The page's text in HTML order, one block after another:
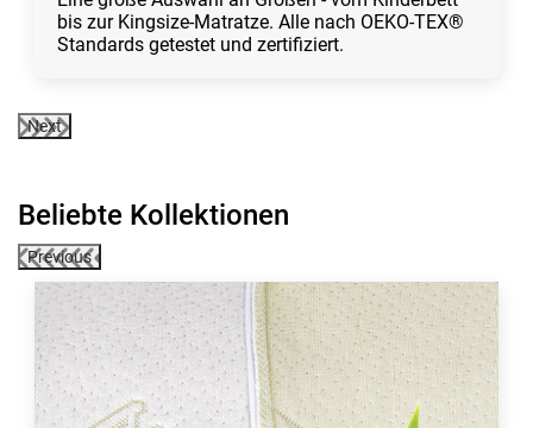
bis zur Kingsize-Matratze. Alle nach OEKO-TEX®
Standards getestet und zertifiziert.
Next
Beliebte Kollektionen
Previous